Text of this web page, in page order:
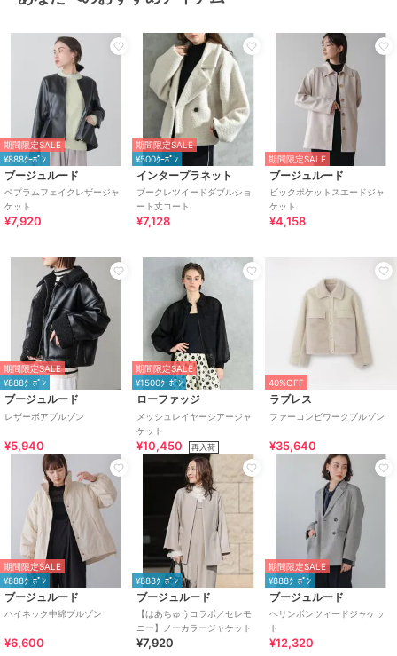
期間限定SALE
¥888ｸｰﾎﾟﾝ
ブージュルード
ペプラムフェイクレザージャ
ケット
¥7,920
期間限定SALE
¥500ｸｰﾎﾟﾝ
インタープラネット
ブークレツイードダブルショ
ート丈コート
¥7,128
期間限定SALE
ブージュルード
ビックポケットスエードジャ
ケット
¥4,158
期間限定SALE
¥888ｸｰﾎﾟﾝ
ブージュルード
レザーボアブルゾン
¥5,940
期間限定SALE
¥1500ｸｰﾎﾟﾝ
ローファッジ
メッシュレイヤーシアージャ
ケット
¥10,450 再入荷
40%OFF
ラブレス
ファーコンビワークブルゾン
¥35,640
期間限定SALE
¥888ｸｰﾎﾟﾝ
ブージュルード
ハイネック中綿ブルゾン
¥6,600
¥888ｸｰﾎﾟﾝ
ブージュルード
【はあちゅうコラボ／セレモ
ニー】ノーカラージャケット
¥7,920
期間限定SALE
¥888ｸｰﾎﾟﾝ
ブージュルード
ヘリンボンツィードジャケッ
ト
¥12,320